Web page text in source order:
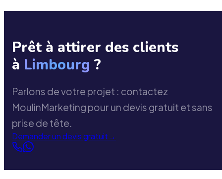
Prêt à attirer des clients
à Limbourg ?
Parlons de votre projet : contactez
MoulinMarketing pour un devis gratuit et sans
prise de tête.
Demander un devis gratuit→